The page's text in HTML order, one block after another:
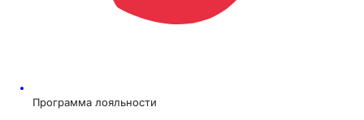
Программа лояльности